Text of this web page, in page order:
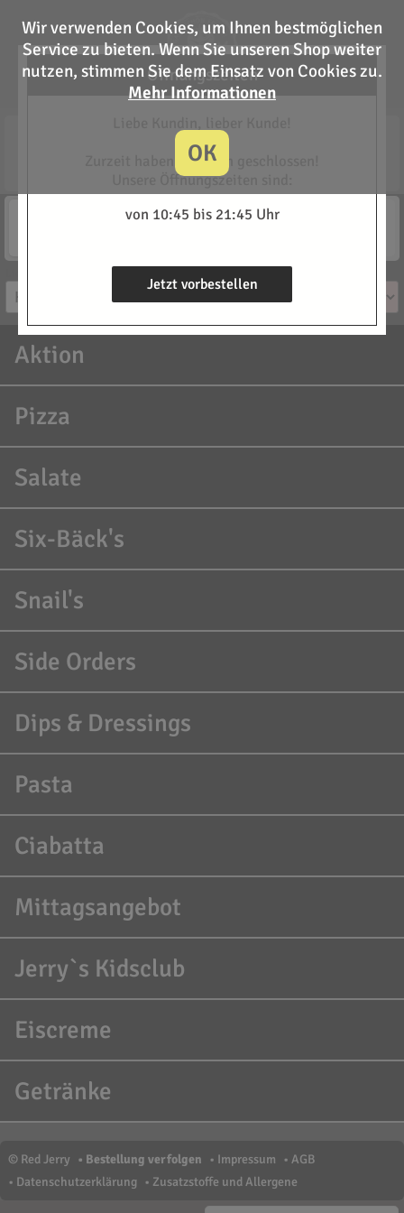
Red Jerry
Kissinger Str. 49, 32756 Detmold
05231 34 8 43
Lieferung Abholung
Aktion
Pizza
Salate
Six-Bäck's
Snail's
Side Orders
Dips & Dressings
Pasta
Ciabatta
Mittagsangebot
Jerry`s Kidsclub
Eiscreme
Getränke
© Red Jerry • Bestellung verfolgen • Impressum • AGB
• Datenschutzerklärung • Zusatzstoffe und Allergene
Öffnungszeiten
Zurzeit haben wir noch geschlossen!
Unsere Öffnungszeiten sind:
von 10:45 bis 21:45 Uhr
Jetzt vorbestellen
Wir verwenden Cookies, um Ihnen bestmöglichen
Service zu bieten. Wenn Sie unseren Shop weiter
nutzen, stimmen Sie dem Einsatz von Cookies zu.
Mehr Informationen
OK